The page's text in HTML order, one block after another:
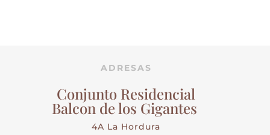
ADRESAS
Conjunto Residencial
Balcon de los Gigantes
4A La Hordura